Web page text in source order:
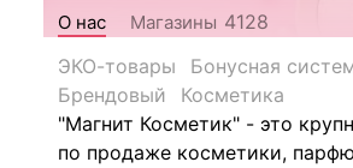
О нас Магазины 4128
ЭКО-товары
Бонусная
Брендовый
Косметика
"Магнит Косметик" - это
по продаже косметики,